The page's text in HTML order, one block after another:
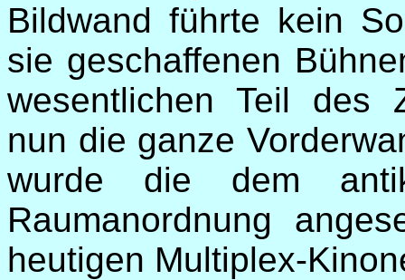
Bildwand führte kein
sie geschaffenen
wesentlichen Teil des
nun die ganze
wurde die dem
Raumanordnung
heutigen Multiplex-